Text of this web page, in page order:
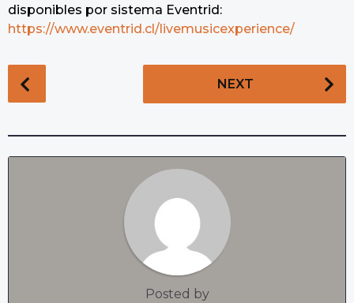
disponibles por sistema Eventrid:
https://www.eventrid.cl/livemusicexperience/
o
t
P
NEXT
Posted by